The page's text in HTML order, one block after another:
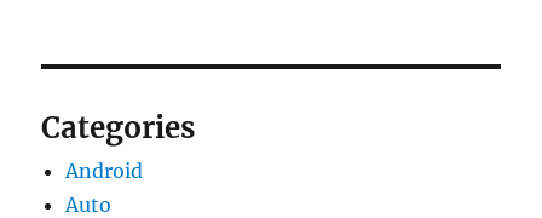
Categories
Android
Auto